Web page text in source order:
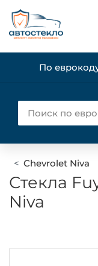
По
Chevrolet Niva
Стекла
Niva